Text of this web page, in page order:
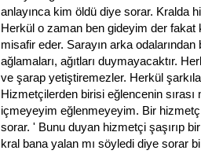
anlayınca kim öldü diye sorar. Kralda
Herkül o zaman ben gideyim der
misafir eder. Sarayın arka
ağlamaları, ağıtları duymayacaktır.
ve şarap yetiştiremezler. Herkül
Hizmetçilerden birisi eğlencenin
içmeyeyim eğlenmeyeyim. Bir
sorar. ' Bunu duyan hizmetçi şaşırıp
kral bana yalan mı söyledi diye sorar